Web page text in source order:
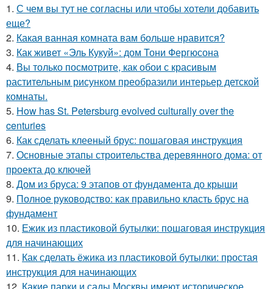
1. С чем вы тут не согласны или чтобы хотели добавить
еще?
2. Какая ванная комната вам больше нравится?
3. Как живет «Эль Кукуй»: дом Тони Фергюсона
4. Вы только посмотрите, как обои с красивым
растительным рисунком преобразили интерьер детской
комнаты.
5. How has St. Petersburg evolved culturally over the
centuries
6. Как сделать клееный брус: пошаговая инструкция
7. Основные этапы строительства деревянного дома: от
проекта до ключей
8. Дом из бруса: 9 этапов от фундамента до крыши
9. Полное руководство: как правильно класть брус на
фундамент
10. Ежик из пластиковой бутылки: пошаговая инструкция
для начинающих
11. Как сделать ёжика из пластиковой бутылки: простая
инструкция для начинающих
12. Какие парки и сады Москвы имеют историческое